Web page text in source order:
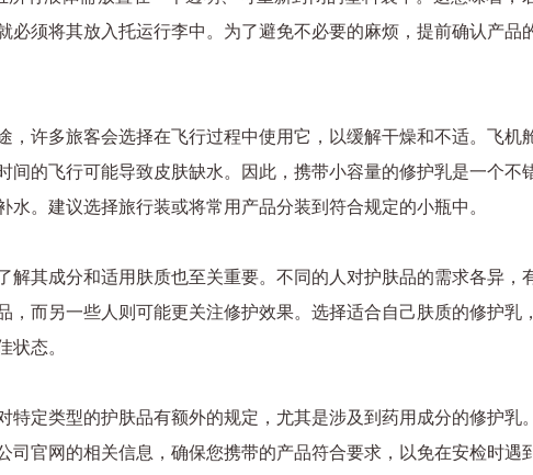
必须将其放入托运行李中。为了避免不必要的麻烦，提前确认产品
，许多旅客会选择在飞行过程中使用它，以缓解干燥和不适。飞机
间的飞行可能导致皮肤缺水。因此，携带小容量的修护乳是一个不
水。建议选择旅行装或将常用产品分装到符合规定的小瓶中。
解其成分和适用肤质也至关重要。不同的人对护肤品的需求各异，
，而另一些人则可能更关注修护效果。选择适合自己肤质的修护乳
状态。
特定类型的护肤品有额外的规定，尤其是涉及到药用成分的修护乳
司官网的相关信息，确保您携带的产品符合要求，以免在安检时遇